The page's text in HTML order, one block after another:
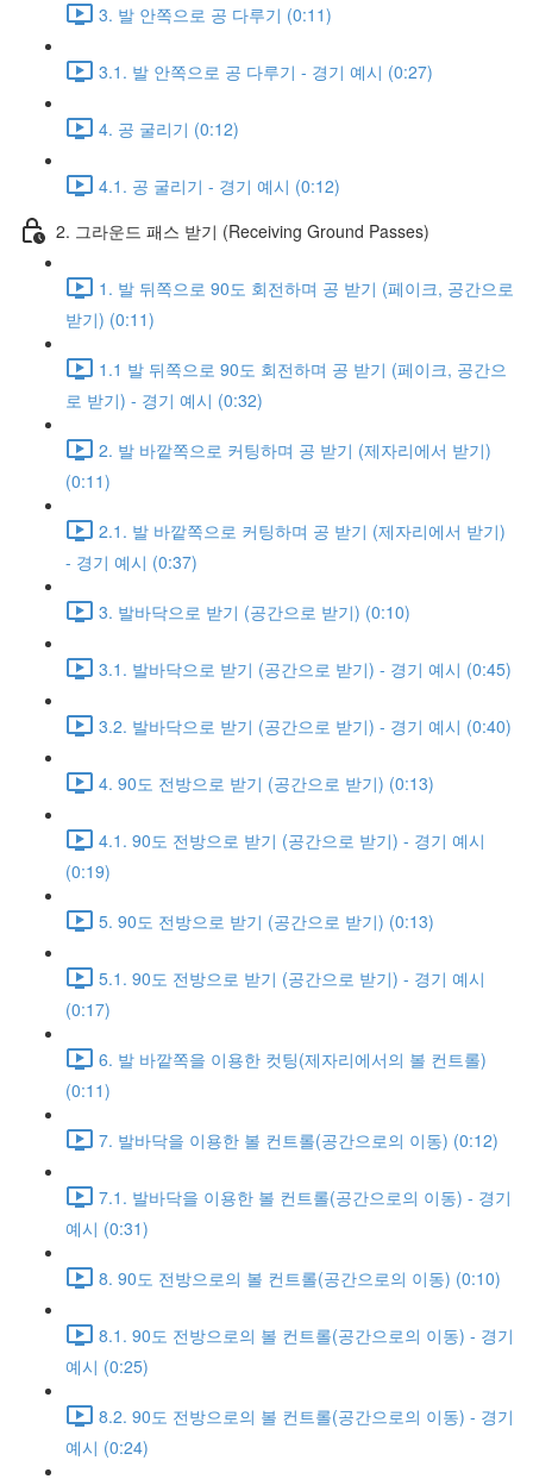
3. 발 안쪽으로 공 다루기 (0:11)
3.1. 발 안쪽으로 공 다루기 - 경기 예시 (0:27)
4. 공 굴리기 (0:12)
4.1. 공 굴리기 - 경기 예시 (0:12)
2. 그라운드 패스 받기 (Receiving Ground Passes)
1. 발 뒤쪽으로 90도 회전하며 공 받기 (페이크, 공간으로
받기) (0:11)
1.1 발 뒤쪽으로 90도 회전하며 공 받기 (페이크, 공간으
로 받기) - 경기 예시 (0:32)
2. 발 바깥쪽으로 커팅하며 공 받기 (제자리에서 받기)
(0:11)
2.1. 발 바깥쪽으로 커팅하며 공 받기 (제자리에서 받기)
- 경기 예시 (0:37)
3. 발바닥으로 받기 (공간으로 받기) (0:10)
3.1. 발바닥으로 받기 (공간으로 받기) - 경기 예시 (0:45)
3.2. 발바닥으로 받기 (공간으로 받기) - 경기 예시 (0:40)
4. 90도 전방으로 받기 (공간으로 받기) (0:13)
4.1. 90도 전방으로 받기 (공간으로 받기) - 경기 예시
(0:19)
5. 90도 전방으로 받기 (공간으로 받기) (0:13)
5.1. 90도 전방으로 받기 (공간으로 받기) - 경기 예시
(0:17)
6. 발 바깥쪽을 이용한 컷팅(제자리에서의 볼 컨트롤)
(0:11)
7. 발바닥을 이용한 볼 컨트롤(공간으로의 이동) (0:12)
7.1. 발바닥을 이용한 볼 컨트롤(공간으로의 이동) - 경기
예시 (0:31)
8. 90도 전방으로의 볼 컨트롤(공간으로의 이동) (0:10)
8.1. 90도 전방으로의 볼 컨트롤(공간으로의 이동) - 경기
예시 (0:25)
8.2. 90도 전방으로의 볼 컨트롤(공간으로의 이동) - 경기
예시 (0:24)